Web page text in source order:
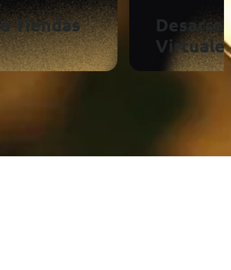
Desarrollo De Aulas
Virtuales